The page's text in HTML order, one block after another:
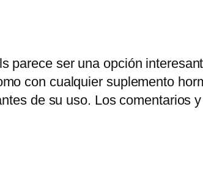
parece ser una opción
con cualquier suplemento
de su uso. Los comentarios